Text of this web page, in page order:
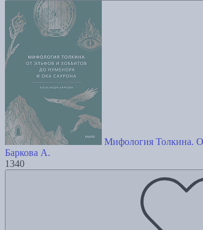
Мифология Толкина.
Баркова А.
1340